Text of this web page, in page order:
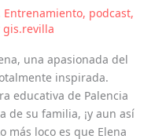
Entrenamiento, podcast,
gis.revilla
una apasionada del
inspirada.
educativa de Palencia
de su familia, ¡y aun así
más loco es que Elena